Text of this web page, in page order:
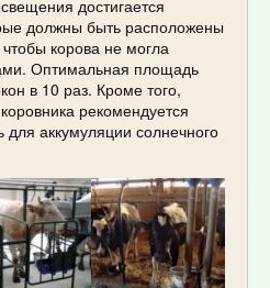
достигается
должны быть расположены
корова не могла
Оптимальная площадь
в 10 раз. Кроме того,
рекомендуется
для аккумуляции солнечного